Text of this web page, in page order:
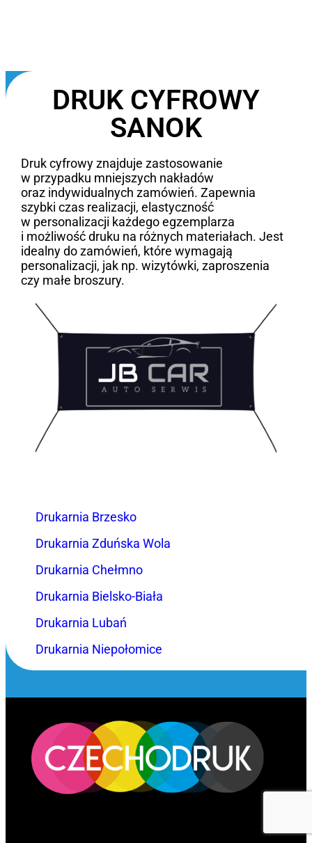
DRUK CYFROWY
SANOK
Druk cyfrowy znajduje zastosowanie
w przypadku mniejszych nakładów
oraz indywidualnych zamówień. Zapewnia
szybki czas realizacji, elastyczność
w personalizacji każdego egzemplarza
i możliwość druku na różnych materiałach. Jest
idealny do zamówień, które wymagają
personalizacji, jak np. wizytówki, zaproszenia
czy małe broszury.
Drukarnia Brzesko
Drukarnia Zduńska Wola
Drukarnia Chełmno
Drukarnia Bielsko-Biała
Drukarnia Lubań
Drukarnia Niepołomice